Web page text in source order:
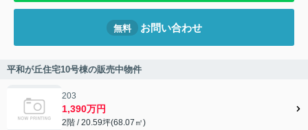
無料 お問い合わせ
平和が丘住宅10号棟の販売中物件
203
1,390万円
2階 / 20.59坪(68.07㎡)